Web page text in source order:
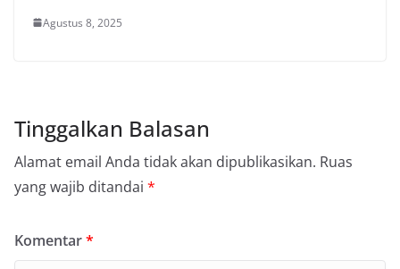
Agustus 8, 2025
Tinggalkan Balasan
Alamat email Anda tidak akan dipublikasikan. Ruas
yang wajib ditandai *
Komentar*